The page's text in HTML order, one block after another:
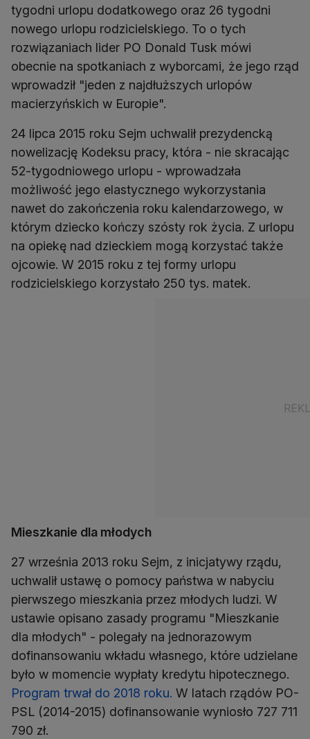
tygodni urlopu dodatkowego oraz 26 tygodni
nowego urlopu rodzicielskiego. To o tych
rozwiązaniach lider PO Donald Tusk mówi
obecnie na spotkaniach z wyborcami, że jego rząd
wprowadził "jeden z najdłuższych urlopów
macierzyńskich w Europie".
24 lipca 2015 roku Sejm uchwalił prezydencką
nowelizację Kodeksu pracy, która - nie skracając
52-tygodniowego urlopu - wprowadzała
możliwość jego elastycznego wykorzystania
nawet do zakończenia roku kalendarzowego, w
którym dziecko kończy szósty rok życia. Z urlopu
na opiekę nad dzieckiem mogą korzystać także
ojcowie. W 2015 roku z tej formy urlopu
rodzicielskiego korzystało 250 tys. matek.
Mieszkanie dla młodych
27 września 2013 roku Sejm, z inicjatywy rządu,
uchwalił ustawę o pomocy państwa w nabyciu
pierwszego mieszkania przez młodych ludzi. W
ustawie opisano zasady programu "Mieszkanie
dla młodych" - polegały na jednorazowym
dofinansowaniu wkładu własnego, które udzielane
było w momencie wypłaty kredytu hipotecznego.
Program trwał do 2018 roku. W latach rządów PO-
PSL (2014-2015) dofinansowanie wyniosło 727 711
790 zł.